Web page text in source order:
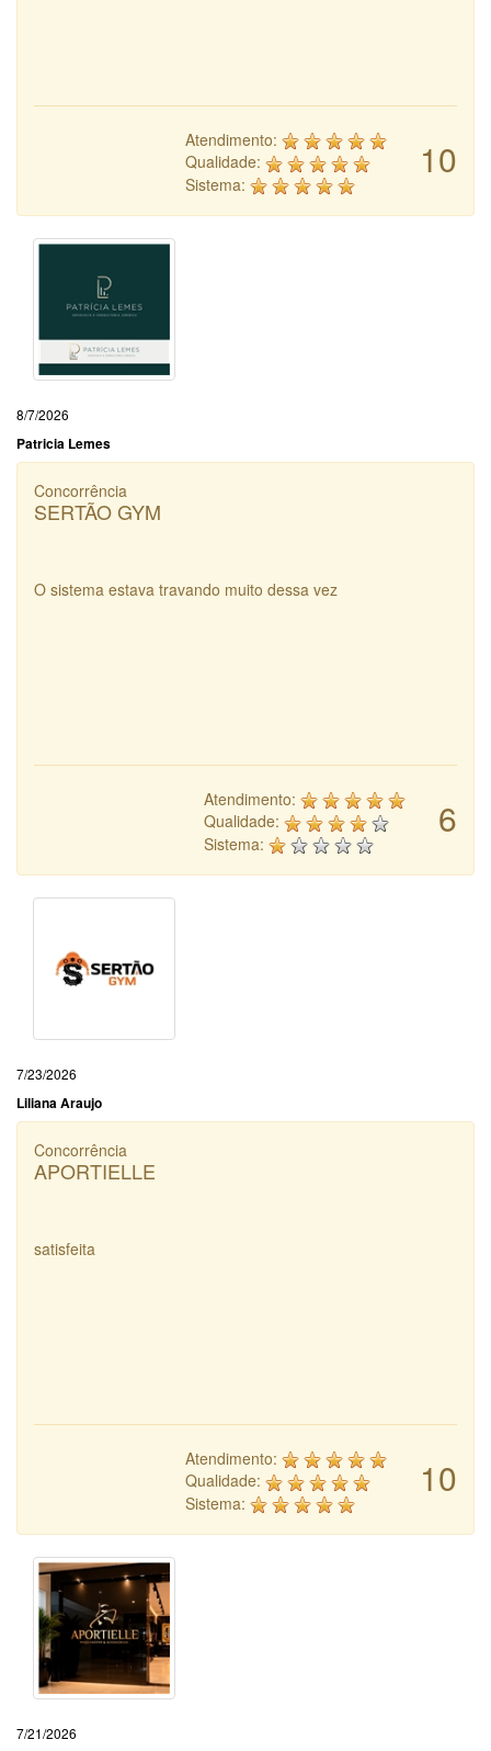
10
Atendimento:
Qualidade:
Sistema:
8/7/2026
Patricia Lemes
Concorrência
SERTÃO GYM
O sistema estava travando muito dessa vez
6
Atendimento:
Qualidade:
Sistema:
7/23/2026
Liliana Araujo
Concorrência
APORTIELLE
satisfeita
10
Atendimento:
Qualidade:
Sistema:
7/21/2026